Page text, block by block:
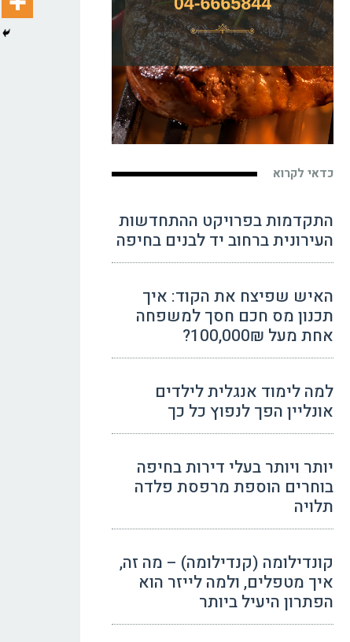
כדאי לקרוא
התקדמות בפרויקט ההתחדשות
העירונית ברחוב יד לבנים בחיפה
האיש שפיצח את הקוד: איך
תכנון מס חכם חסך למשפחה
אחת מעל 100,000₪?
למה לימוד אנגלית לילדים
אונליין הפך לנפוץ כל כך
יותר ויותר בעלי דירות בחיפה
בוחרים הוספת מרפסת פלדה
תלויה
קונדילומה (קנדילומה) – מה זה,
איך מטפלים, ולמה לייזר הוא
הפתרון היעיל ביותר